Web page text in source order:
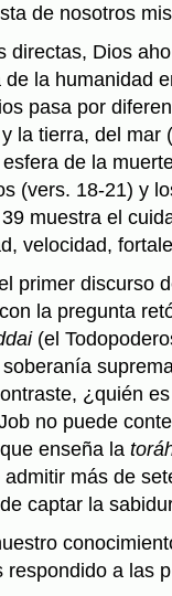
de nosotros
directas, Dios
la humanidad
pasa por
la tierra, del mar
de la
(vers. 18-21) y
muestra el
velocidad,
primer discurso
la pregunta
(el
¿quién
no puede
enseña la
más de
captar la
respondido a las